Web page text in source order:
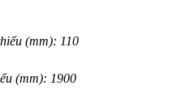
(mm): 110
(mm): 1900